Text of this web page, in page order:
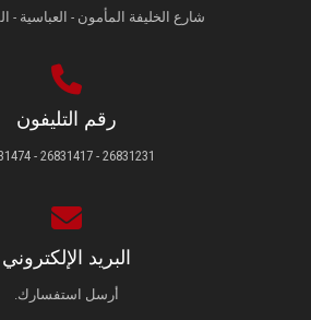
شارع الخليفة المأمون - العباسية -
رقم التليفون
26831231 - 26831417 - 26831474
البريد الإلكتروني
أرسل استفسارك.